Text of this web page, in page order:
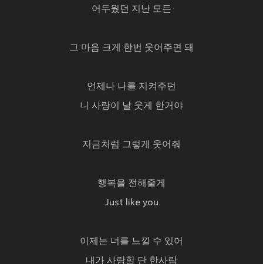
어두웠던 지난 모든
그 마음 크게 한번 웃어주면 돼
언제나 나를 지켜주던
니 사랑이 날 웃게 한거야
지금처럼 그렇게 웃어줘
행복을 전해줄게
Just like you
이제는 너를 느낄 수 있어
내가 사랑할 단 한사람